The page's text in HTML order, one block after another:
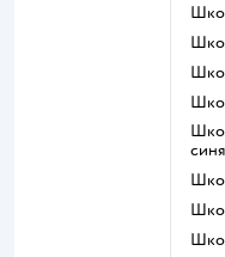
Школьная форма для мальчиков темно